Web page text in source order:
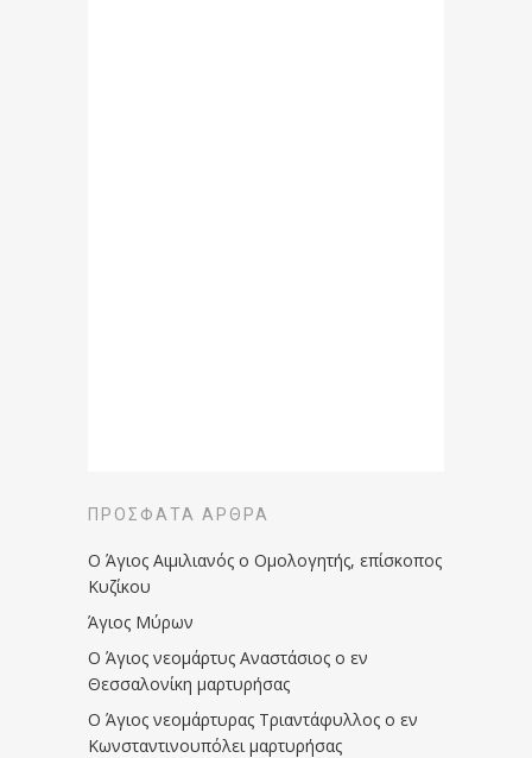
ΠΡΌΣΦΑΤΑ ΆΡΘΡΑ
Ο Άγιος Αιμιλιανός ο Ομολογητής, επίσκοπος
Κυζίκου
Άγιος Μύρων
Ο Άγιος νεομάρτυς Αναστάσιος ο εν
Θεσσαλονίκη μαρτυρήσας
Ο Άγιος νεομάρτυρας Τριαντάφυλλος ο εν
Κωνσταντινουπόλει μαρτυρήσας